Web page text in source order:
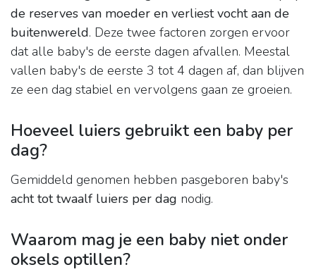
de reserves van moeder en verliest vocht aan de
buitenwereld. Deze twee factoren zorgen ervoor
dat alle baby's de eerste dagen afvallen. Meestal
vallen baby's de eerste 3 tot 4 dagen af, dan blijven
ze een dag stabiel en vervolgens gaan ze groeien.
Hoeveel luiers gebruikt een baby per
dag?
Gemiddeld genomen hebben pasgeboren baby's
acht tot twaalf luiers per dag nodig.
Waarom mag je een baby niet onder
oksels optillen?